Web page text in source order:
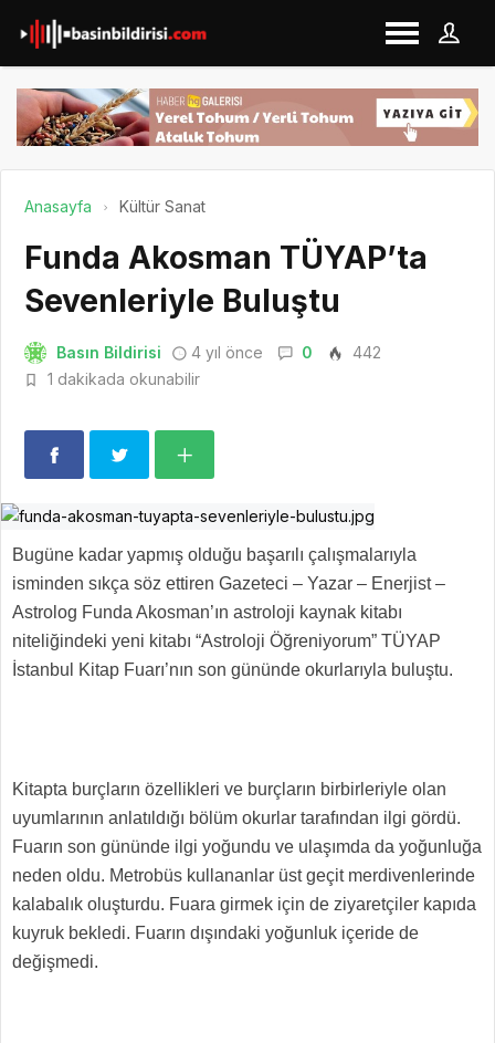
Anasayfa Kültür Sanat
Funda Akosman TÜYAP’ta
Sevenleriyle Buluştu
Basın Bildirisi 4 yıl önce 0
442
1 dakikada okunabilir
Bugüne kadar yapmış olduğu başarılı çalışmalarıyla
isminden sıkça söz ettiren Gazeteci – Yazar – Enerjist –
Astrolog Funda Akosman’ın astroloji kaynak kitabı
niteliğindeki yeni kitabı “Astroloji Öğreniyorum” TÜYAP
İstanbul Kitap Fuarı’nın son gününde okurlarıyla buluştu.
Kitapta burçların özellikleri ve burçların birbirleriyle olan
uyumlarının anlatıldığı bölüm okurlar tarafından ilgi gördü.
Fuarın son gününde ilgi yoğundu ve ulaşımda da yoğunluğa
neden oldu. Metrobüs kullananlar üst geçit merdivenlerinde
kalabalık oluşturdu. Fuara girmek için de ziyaretçiler kapıda
kuyruk bekledi. Fuarın dışındaki yoğunluk içeride de
değişmedi.